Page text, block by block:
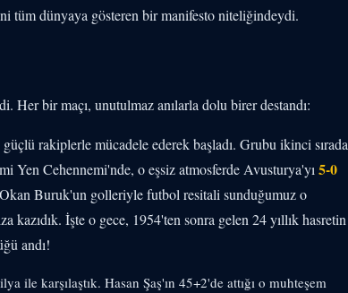
tüm dünyaya gösteren bir manifesto niteliğindeydi.
bir maçı, unutulmaz anılarla dolu birer destandı:
rakiplerle mücadele ederek başladı. Grubu ikinci sırada
Yen Cehennemi'nde, o eşsiz atmosferde Avusturya'yı 5-0
Buruk'un golleriyle futbol resitali sunduğumuz o
kazıdık. İşte o gece, 1954'ten sonra gelen 24 yıllık hasretin
andı!
ile karşılaştık. Hasan Şaş'ın 45+2'de attığı o muhteşem